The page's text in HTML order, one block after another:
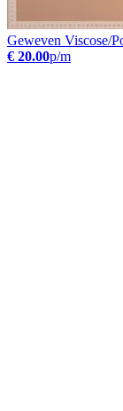
Geweven Viscose/
€ 20.00p/m